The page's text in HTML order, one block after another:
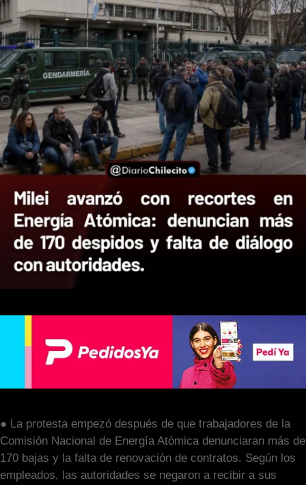
● La protesta empezó después de que trabajadores de la
Comisión Nacional de Energía Atómica denunciaran más de
170 bajas y la falta de renovación de contratos. Según los
empleados, las autoridades se negaron a recibir a sus